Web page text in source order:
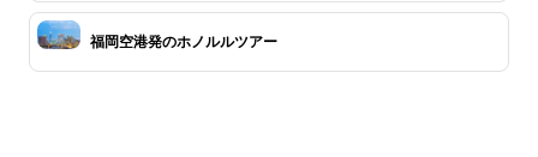
福岡空港発のホノルルツアー